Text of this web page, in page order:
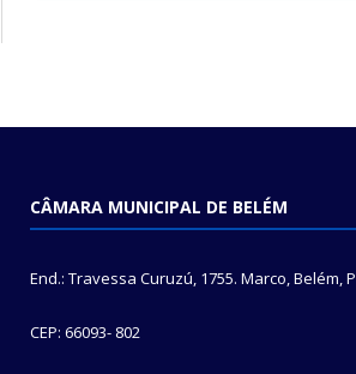
CÂMARA MUNICIPAL DE BELÉM
End.: Travessa Curuzú, 1755. Marco, Belém,
CEP: 66093- 802